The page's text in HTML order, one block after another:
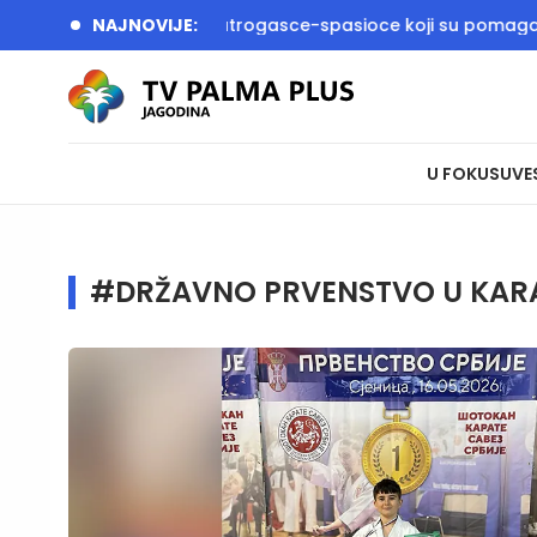
NAJNOVIJE:
i Dačić dočekali vatrogasce-spasioce koji su pomagali u
U FOKUSU
#DRŽAVNO PRVENSTVO U